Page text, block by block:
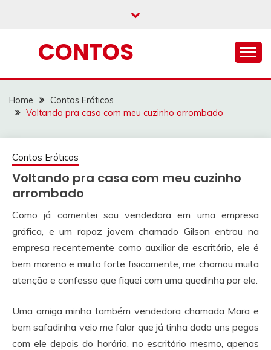
CONTOS
Home
Contos Eróticos
Voltando pra casa com meu cuzinho arrombado
Contos Eróticos
Voltando pra casa com meu cuzinho
arrombado
Como já comentei sou vendedora em uma empresa
gráfica, e um rapaz jovem chamado Gilson entrou na
empresa recentemente como auxiliar de escritório, ele é
bem moreno e muito forte fisicamente, me chamou muita
atenção e confesso que fiquei com uma quedinha por ele.
Uma amiga minha também vendedora chamada Mara e
bem safadinha veio me falar que já tinha dado uns pegas
com ele depois do horário, no escritório mesmo, apenas